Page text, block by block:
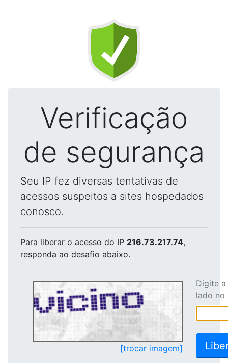
Verificação
de segurança
Seu IP fez diversas tentativas de
acessos suspeitos a sites hospedados
conosco.
Para liberar o acesso do IP 216.73.217.74,
responda ao desafio abaixo.
[trocar imagem]
Digite
lado no